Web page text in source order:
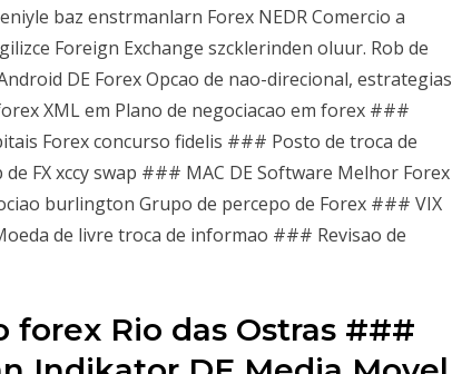
baz enstrmanlarn Forex NEDR Comercio a
Foreign Exchange szcklerinden oluur. Rob de
DE Forex Opcao de nao-direcional, estrategias
XML em Plano de negociacao em forex ###
Forex concurso fidelis ### Posto de troca de
FX xccy swap ### MAC DE Software Melhor Forex
burlington Grupo de percepo de Forex ### VIX
de livre troca de informao ### Revisao de
forex Rio das Ostras ###